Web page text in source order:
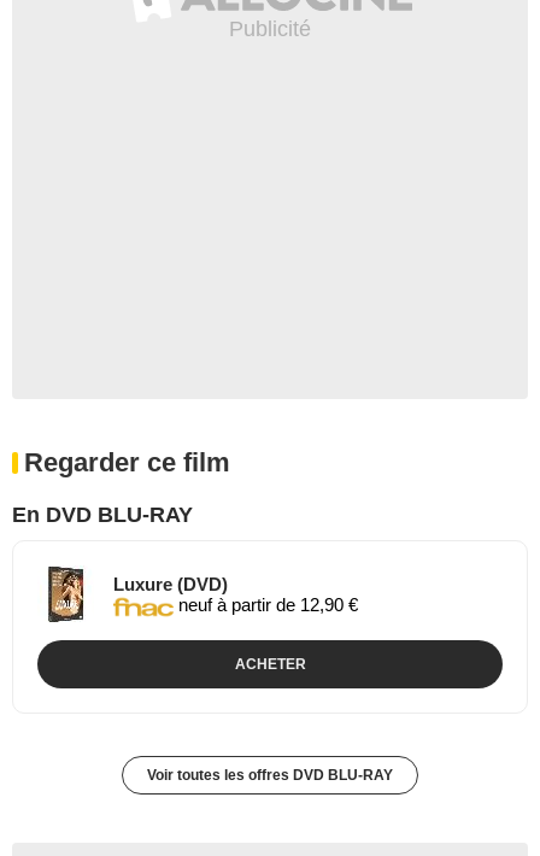
Regarder ce film
En DVD BLU-RAY
Luxure (DVD)
neuf à partir de 12,90 €
ACHETER
Voir toutes les offres DVD BLU-RAY